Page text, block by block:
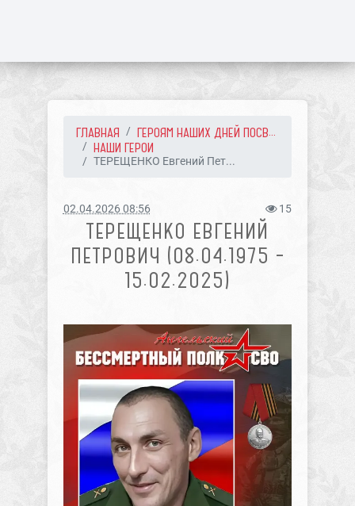
ГЛАВНАЯ
ГЕРОЯМ НАШИХ ДНЕЙ ПОСВ...
НАШИ ГЕРОИ
ТЕРЕЩЕНКО Евгений Пет...
02.04.2026 08:56 15
ТЕРЕЩЕНКО ЕВГЕНИЙ
ПЕТРОВИЧ (08.04.1975 –
15.02.2025)